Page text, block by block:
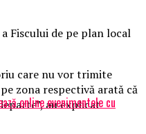
Fiscului de pe plan local
care nu vor trimite
zona respectivă arată că
au explicat
online evenimentele cu